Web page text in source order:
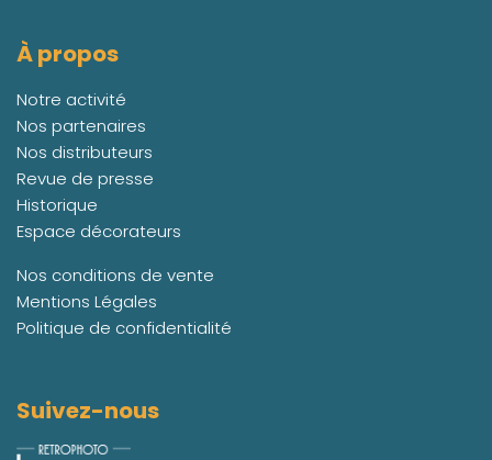
À propos
Notre activité
Nos partenaires
Nos distributeurs
Revue de presse
Historique
Espace décorateurs
Nos conditions de vente
Mentions Légales
Politique de confidentialité
Suivez-nous